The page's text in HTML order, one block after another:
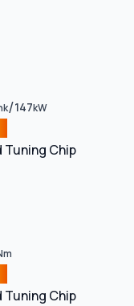
/147kW
Tuning Chip
Tuning Chip